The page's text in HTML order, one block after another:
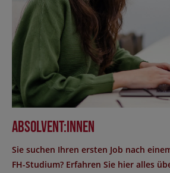
Absolvent:innen
Sie suchen Ihren ersten Job nach
FH-Studium? Erfahren Sie hier alles